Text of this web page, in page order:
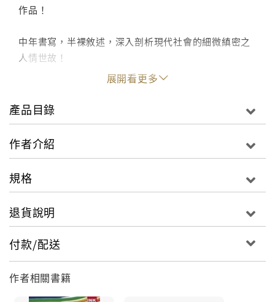
作品！
中年書寫，半裸敘述，深入剖析現代社會的細微縝密之
人情世故！
展開看更多
產品目錄
作者介紹
規格
退貨說明
付款/配送
作者相關書籍